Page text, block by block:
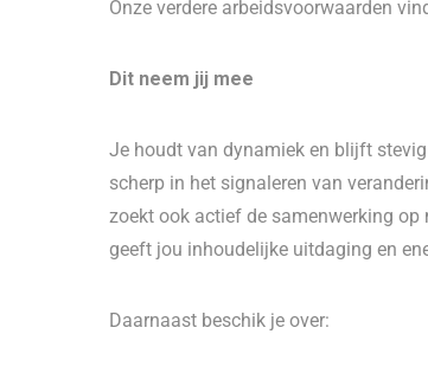
Onze verdere arbeidsvoorwaarden
Dit neem jij mee
Je houdt van dynamiek en blijft
scherp in het signaleren van
zoekt ook actief de samenwerking op
geeft jou inhoudelijke uitdaging en
Daarnaast beschik je over: